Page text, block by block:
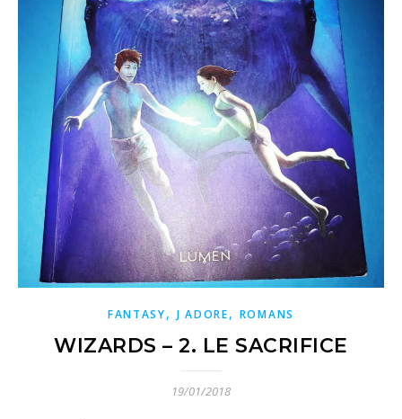
FANTASY, J ADORE, ROMANS
WIZARDS – 2. LE SACRIFICE
19/01/2018